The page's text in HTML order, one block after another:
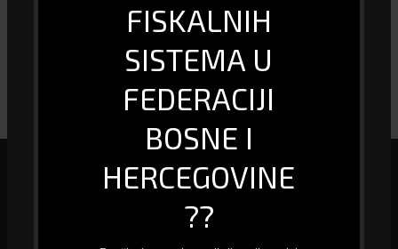
FISKALNIH
SISTEMA U
FEDERACIJI
BOSNE I
HERCEGOVINE
??